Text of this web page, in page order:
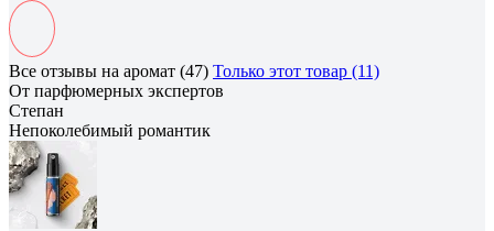
Все отзывы на аромат (47) Только этот товар (11)
От парфюмерных экспертов
Степан
Непоколебимый романтик